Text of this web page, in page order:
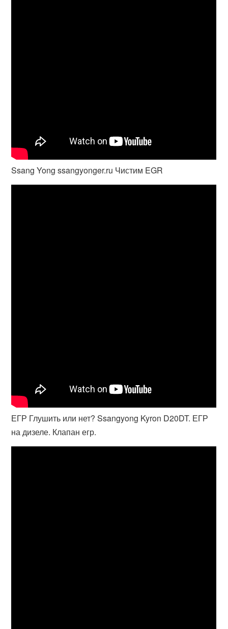
Ssang Yong ssangyonger.ru Чистим EGR
ЕГР Глушить или нет? Ssangyong Kyron D20DT. ЕГР
на дизеле. Клапан егр.